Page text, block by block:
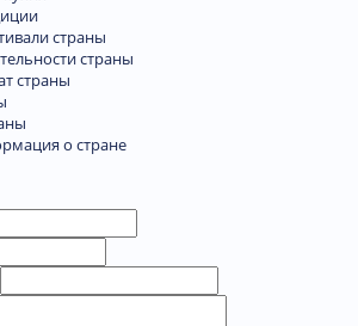
страны
страны
страны
о стране